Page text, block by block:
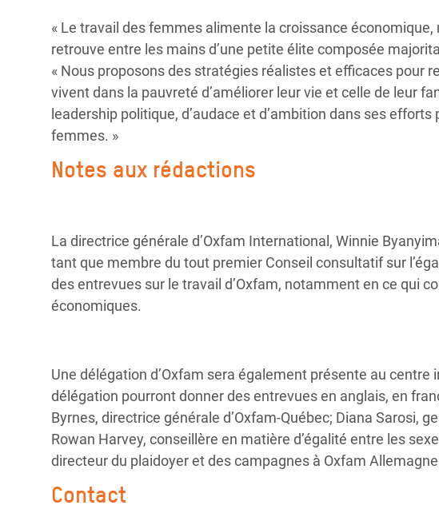
« Le travail des femmes alimente la croissance
retrouve entre les mains d’une petite élite composée
« Nous proposons des stratégies réalistes et efficaces pour
vivent dans la pauvreté d’améliorer leur vie et celle de leur
leadership politique, d’audace et d’ambition dans ses
femmes. »
Notes aux rédactions
La directrice générale d’Oxfam International, Winnie
tant que membre du tout premier Conseil consultatif sur
des entrevues sur le travail d’Oxfam, notamment en ce qui
économiques.
Une délégation d’Oxfam sera également présente au
délégation pourront donner des entrevues en anglais, en
Byrnes, directrice générale d’Oxfam-Québec; Diana Sarosi,
Rowan Harvey, conseillère en matière d’égalité entre les
directeur du plaidoyer et des campagnes à Oxfam
Contact